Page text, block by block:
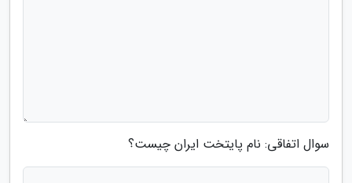
سوال اتفاقی: نام پایتخت ایران چیست؟